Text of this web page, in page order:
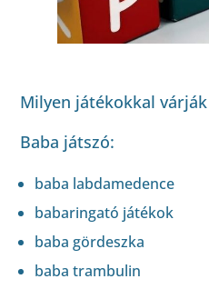
Milyen játékokkal
Baba játszó:
baba labdamedence
babaringató játékok
baba gördeszka
baba trambulin